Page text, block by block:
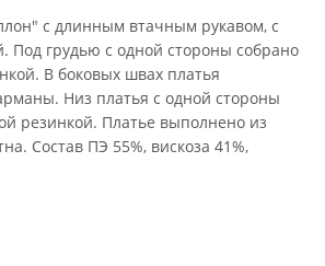
с длинным втачным рукавом, с
Под грудью с одной стороны собрано
В боковых швах платья
Низ платья с одной стороны
резинкой. Платье выполнено из
Состав ПЭ 55%, вискоза 41%,